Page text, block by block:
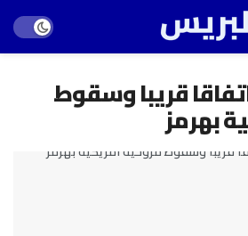
mode
قريبا وسقوط
بهرمز